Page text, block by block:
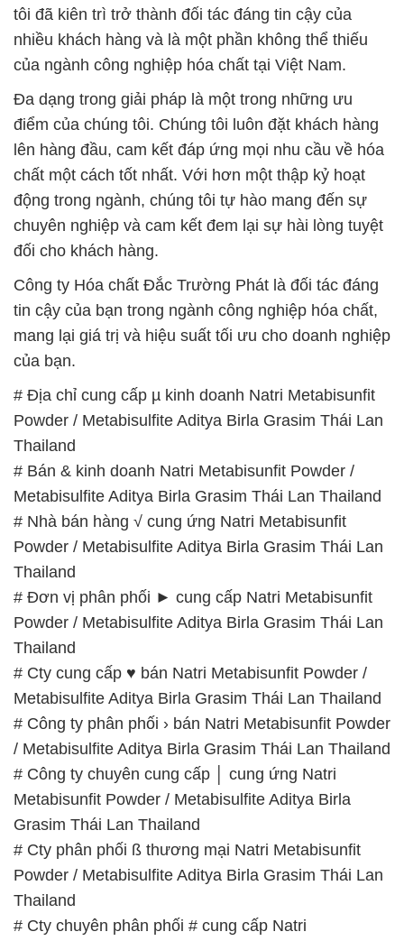
tôi đã kiên trì trở thành đối tác đáng tin cậy của
nhiều khách hàng và là một phần không thể thiếu
của ngành công nghiệp hóa chất tại Việt Nam.
Đa dạng trong giải pháp là một trong những ưu
điểm của chúng tôi. Chúng tôi luôn đặt khách hàng
lên hàng đầu, cam kết đáp ứng mọi nhu cầu về hóa
chất một cách tốt nhất. Với hơn một thập kỷ hoạt
động trong ngành, chúng tôi tự hào mang đến sự
chuyên nghiệp và cam kết đem lại sự hài lòng tuyệt
đối cho khách hàng.
Công ty Hóa chất Đắc Trường Phát là đối tác đáng
tin cậy của bạn trong ngành công nghiệp hóa chất,
mang lại giá trị và hiệu suất tối ưu cho doanh nghiệp
của bạn.
# Địa chỉ cung cấp µ kinh doanh Natri Metabisunfit
Powder / Metabisulfite Aditya Birla Grasim Thái Lan
Thailand
# Bán & kinh doanh Natri Metabisunfit Powder /
Metabisulfite Aditya Birla Grasim Thái Lan Thailand
# Nhà bán hàng √ cung ứng Natri Metabisunfit
Powder / Metabisulfite Aditya Birla Grasim Thái Lan
Thailand
# Đơn vị phân phối ► cung cấp Natri Metabisunfit
Powder / Metabisulfite Aditya Birla Grasim Thái Lan
Thailand
# Cty cung cấp ♥ bán Natri Metabisunfit Powder /
Metabisulfite Aditya Birla Grasim Thái Lan Thailand
# Công ty phân phối › bán Natri Metabisunfit Powder
/ Metabisulfite Aditya Birla Grasim Thái Lan Thailand
# Công ty chuyên cung cấp │ cung ứng Natri
Metabisunfit Powder / Metabisulfite Aditya Birla
Grasim Thái Lan Thailand
# Cty phân phối ß thương mại Natri Metabisunfit
Powder / Metabisulfite Aditya Birla Grasim Thái Lan
Thailand
# Cty chuyên phân phối # cung cấp Natri